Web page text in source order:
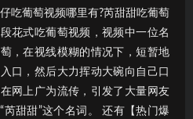
吃葡萄视频哪里有?芮甜甜吃葡萄
花式吃葡萄视频，视频中一位名
，在视线模糊的情况下，短暂地
口，然后大力挥动大碗向自己口
网上广为流传，引发了大量网友
甜甜”这个名词。 还有【热门爆